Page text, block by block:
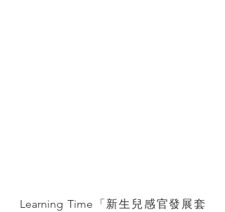
Learning Time「新生兒感官發展套